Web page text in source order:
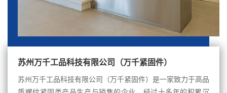
苏州万千工品科技有限公司（万千紧固件）
苏州万千工品科技有限公司（万千紧固件）是一家致力于高品